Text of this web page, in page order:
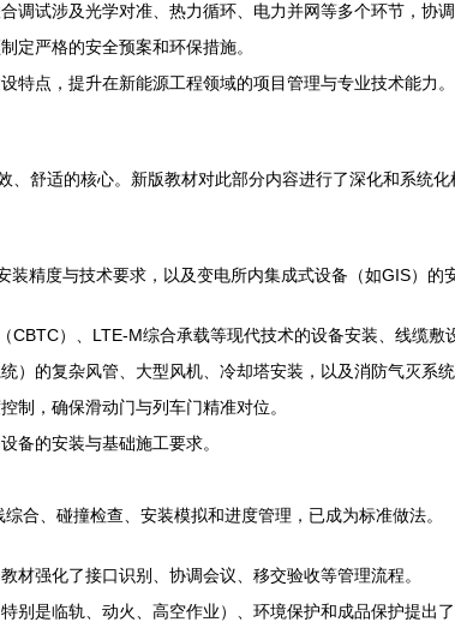
试涉及光学对准、热力循环、电力并网等多个环节，协调
定严格的安全预案和环保措施。
点，提升在新能源工程领域的项目管理与专业技术能力。
舒适的核心。新版教材对此部分内容进行了深化和系统化
精度与技术要求，以及变电所内集成式设备（如GIS）的
）、LTE-M综合承载等现代技术的设备安装、线缆敷
）的复杂风管、大型风机、冷却塔安装，以及消防气灭系统
制，确保滑动门与列车门精准对位。
备的安装与基础施工要求。
合、碰撞检查、安装模拟和进度管理，已成为标准做法。
材强化了接口识别、协调会议、移交验收等管理流程。
是临轨、动火、高空作业）、环境保护和成品保护提出了